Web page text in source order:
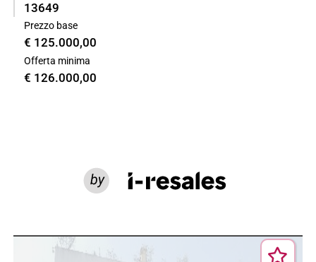
13649
Prezzo base
€ 125.000,00
Offerta minima
€ 126.000,00